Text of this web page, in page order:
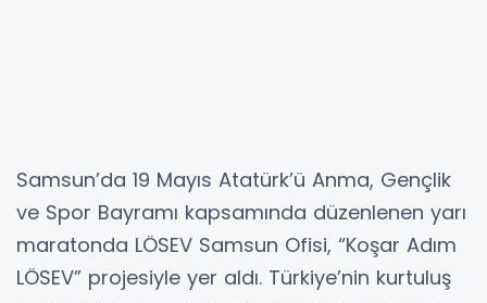
Samsun’da 19 Mayıs Atatürk’ü Anma, Gençlik
ve Spor Bayramı kapsamında düzenlenen yarı
maratonda LÖSEV Samsun Ofisi, “Koşar Adım
LÖSEV” projesiyle yer aldı. Türkiye’nin kurtuluş